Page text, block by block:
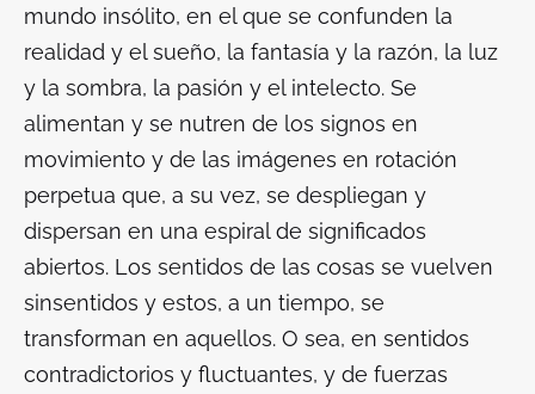
mundo insólito, en el que se confunden la
realidad y el sueño, la fantasía y la razón, la luz
y la sombra, la pasión y el intelecto. Se
alimentan y se nutren de los signos en
movimiento y de las imágenes en rotación
perpetua que, a su vez, se despliegan y
dispersan en una espiral de significados
abiertos. Los sentidos de las cosas se vuelven
sinsentidos y estos, a un tiempo, se
transforman en aquellos. O sea, en sentidos
contradictorios y fluctuantes, y de fuerzas